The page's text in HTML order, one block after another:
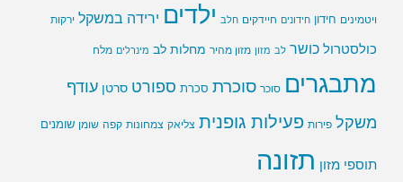
ויטמינים חידון חידונים חיידקים חלב ילדים ירידה במשקל ירקות
כולסטרול כושר לב מזון מזון מהיר מחלות לב מינרלים מלח
מתבגרים סוכר סוכרת סכרת ספורט סרטן עודף
משקל פירות פעילות גופנית צליאק צמחונות קפה שומן שומנים
תוספי מזון תזונה